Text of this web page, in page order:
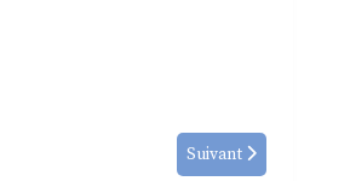
Suivant